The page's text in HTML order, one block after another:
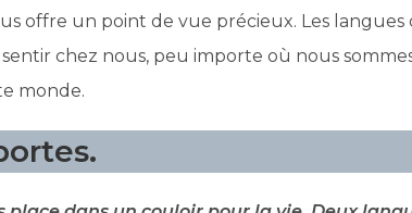
offre un point de vue précieux. Les langues
chez nous, peu importe où nous
monde.